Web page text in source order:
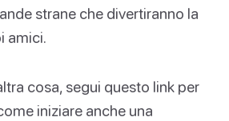
strane che divertiranno la
amici.
cosa, segui questo link per
iniziare anche una